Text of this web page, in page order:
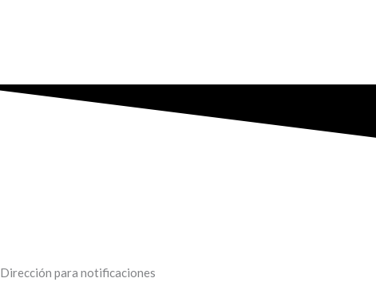
Dirección para notificaciones